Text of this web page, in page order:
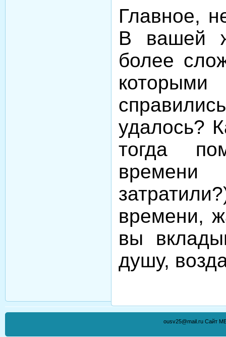
Главное,
В вашей
более
удалось?
тогда
времени,
вы
душу,
ousv25@mail.ru Сайт